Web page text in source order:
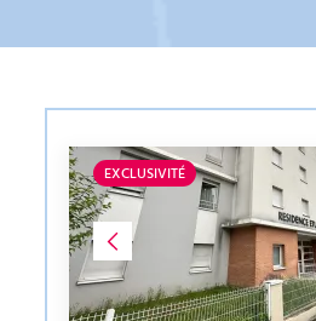
EXCLUSIVITÉ